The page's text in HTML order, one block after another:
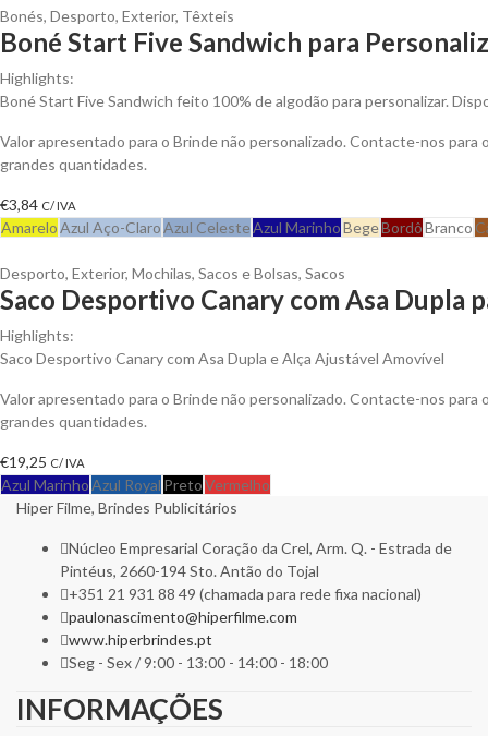
Bonés, Desporto, Exterior, Têxteis
Boné Start Five Sandwich para
Highlights:
Boné Start Five Sandwich feito 100% de algodão para personalizar.
Valor apresentado para o Brinde não personalizado. Contacte-nos
grandes quantidades.
€3,84 C/ IVA
AmareloAzul Aço-ClaroAzul CelesteAzul MarinhoBegeBordôBranco
Desporto, Exterior, Mochilas, Sacos e Bolsas, Sacos
Saco Desportivo Canary com Asa Dupla
Highlights:
Saco Desportivo Canary com Asa Dupla e Alça Ajustável Amovível
Valor apresentado para o Brinde não personalizado. Contacte-nos
grandes quantidades.
€19,25 C/ IVA
Azul MarinhoAzul Royal PretoVermelho
Hiper Filme, Brindes Publicitários
Núcleo Empresarial Coração da Crel, Arm. Q. - Estrada de
Pintéus, 2660-194 Sto. Antão do Tojal
+351 21 931 88 49 (chamada para rede fixa nacional)
paulonascimento@hiperfilme.com
www.hiperbrindes.pt
Seg - Sex / 9:00 - 13:00 - 14:00 - 18:00
INFORMAÇÕES